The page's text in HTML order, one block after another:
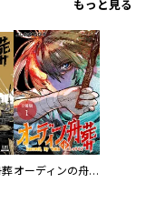
もっと見る
オーディンの舟葬 分冊版